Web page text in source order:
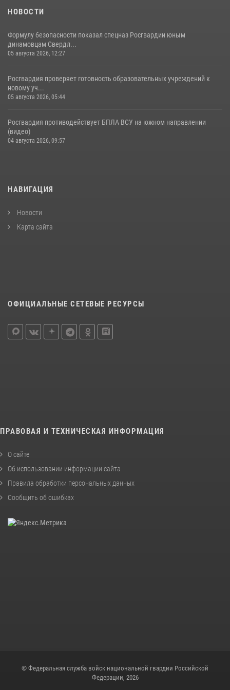
НОВОСТИ
Формулу безопасности показал спецназ Росгвардии юным
динамовцам Свердл...
05 августа 2026, 12:27
Росгвардия проверяет готовность образовательных учреждений к
новому уч...
05 августа 2026, 05:44
Росгвардия противодействует БПЛА ВСУ на южном направлении
(видео)
04 августа 2026, 09:57
НАВИГАЦИЯ
Новости
Карта сайта
ОФИЦИАЛЬНЫЕ СЕТЕВЫЕ РЕСУРСЫ
ПРАВОВАЯ И ТЕХНИЧЕСКАЯ ИНФОРМАЦИЯ
О сайте
Об использовании информации сайта
Правила обработки персональных данных
Сообщить об ошибках
© Федеральная служба войск национальной гвардии Российской
Федерации, 2026